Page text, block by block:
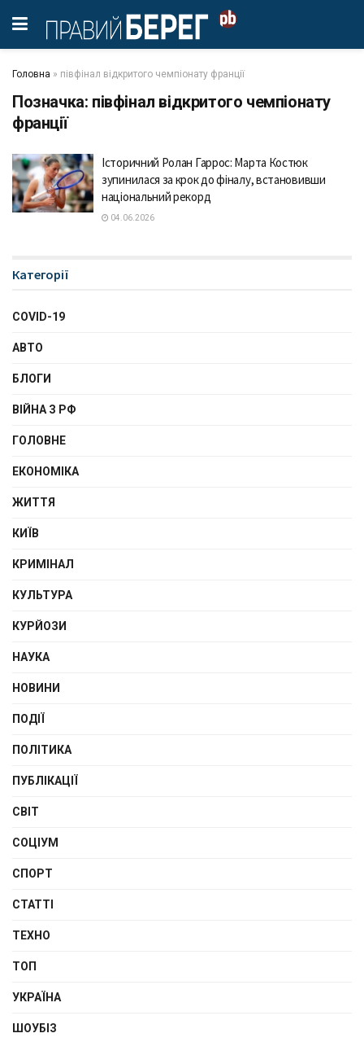
Головна » півфінал відкритого чемпіонату франції
Позначка: півфінал відкритого чемпіонату
франції
Історичний Ролан Гаррос: Марта Костюк
зупинилася за крок до фіналу, встановивши
національний рекорд
04.06.2026
Категорії
COVID-19
АВТО
БЛОГИ
ВІЙНА З РФ
ГОЛОВНЕ
ЕКОНОМІКА
ЖИТТЯ
КИЇВ
КРИМІНАЛ
КУЛЬТУРА
КУРЙОЗИ
НАУКА
НОВИНИ
ПОДІЇ
ПОЛІТИКА
ПУБЛІКАЦІЇ
СВІТ
СОЦІУМ
СПОРТ
СТАТТІ
ТЕХНО
ТОП
УКРАЇНА
ШОУБІЗ